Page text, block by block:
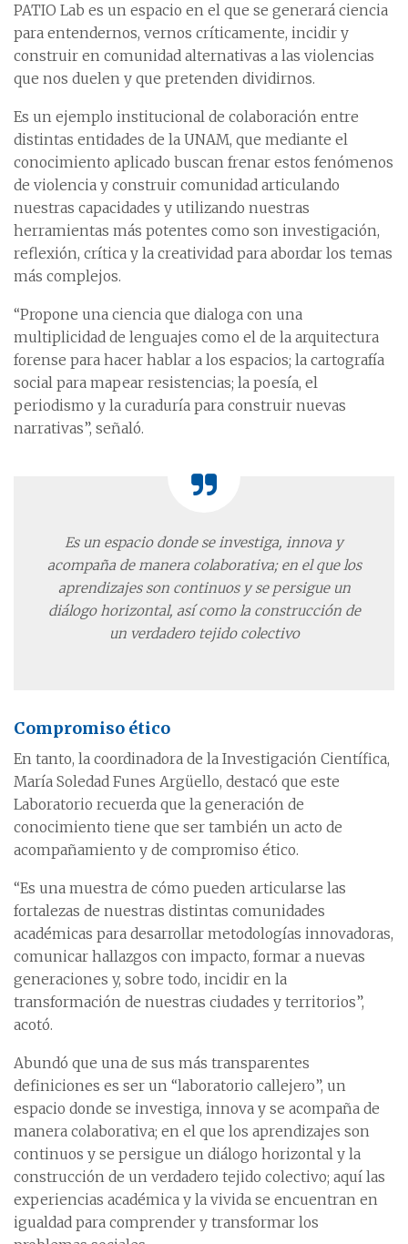
PATIO Lab es un espacio en el que se generará ciencia
para entendernos, vernos críticamente, incidir y
construir en comunidad alternativas a las violencias
que nos duelen y que pretenden dividirnos.
Es un ejemplo institucional de colaboración entre
distintas entidades de la UNAM, que mediante el
conocimiento aplicado buscan frenar estos fenómenos
de violencia y construir comunidad articulando
nuestras capacidades y utilizando nuestras
herramientas más potentes como son investigación,
reflexión, crítica y la creatividad para abordar los temas
más complejos.
“Propone una ciencia que dialoga con una
multiplicidad de lenguajes como el de la arquitectura
forense para hacer hablar a los espacios; la cartografía
social para mapear resistencias; la poesía, el
periodismo y la curaduría para construir nuevas
narrativas”, señaló.
Es un espacio donde se investiga, innova y
acompaña de manera colaborativa; en el que los
aprendizajes son continuos y se persigue un
diálogo horizontal, así como la construcción de
un verdadero tejido colectivo
Compromiso ético
En tanto, la coordinadora de la Investigación Científica,
María Soledad Funes Argüello, destacó que este
Laboratorio recuerda que la generación de
conocimiento tiene que ser también un acto de
acompañamiento y de compromiso ético.
“Es una muestra de cómo pueden articularse las
fortalezas de nuestras distintas comunidades
académicas para desarrollar metodologías innovadoras,
comunicar hallazgos con impacto, formar a nuevas
generaciones y, sobre todo, incidir en la
transformación de nuestras ciudades y territorios”,
acotó.
Abundó que una de sus más transparentes
definiciones es ser un “laboratorio callejero”, un
espacio donde se investiga, innova y se acompaña de
manera colaborativa; en el que los aprendizajes son
continuos y se persigue un diálogo horizontal y la
construcción de un verdadero tejido colectivo; aquí las
experiencias académica y la vivida se encuentran en
igualdad para comprender y transformar los